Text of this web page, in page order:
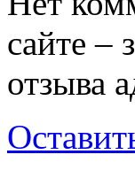
сайте –
отзыва